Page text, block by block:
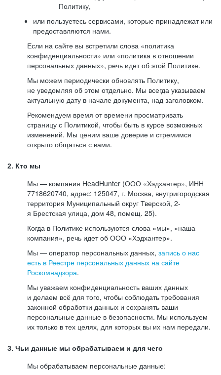
Политику,
или пользуетесь сервисами, которые принадлежат или
предоставляются нами.
Если на сайте вы встретили слова «политика
конфиденциальности» или «политика в отношении
персональных данных», речь идет об этой Политике.
Мы можем периодически обновлять Политику,
не уведомляя об этом отдельно. Мы всегда указываем
актуальную дату в начале документа, над заголовком.
Рекомендуем время от времени просматривать
страницу с Политикой, чтобы быть в курсе возможных
изменений. Мы ценим ваше доверие и стремимся
открыто общаться с вами.
2. Кто мы
Мы — компания HeadHunter (ООО «Хэдхантер», ИНН
7718620740, адрес: 125047, г. Москва, внутригородская
территория Муниципальный округ Тверской, 2-
я Брестская улица, дом 48, помещ. 25).
Когда в Политике используются слова «мы», «наша
компания», речь идет об ООО «Хэдхантер».
Мы — оператор персональных данных, запись о нас
есть в Реестре персональных данных на сайте
Роскомнадзора.
Мы уважаем конфиденциальность ваших данных
и делаем всё для того, чтобы соблюдать требования
законной обработки данных и сохранять ваши
персональные данные в безопасности. Мы используем
их только в тех целях, для которых вы их нам передали.
3. Чьи данные мы обрабатываем и для чего
Мы обрабатываем персональные данные: